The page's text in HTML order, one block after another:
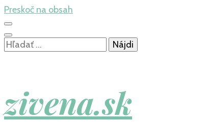
Preskoč na obsah
Hľadať:
zivena.sk